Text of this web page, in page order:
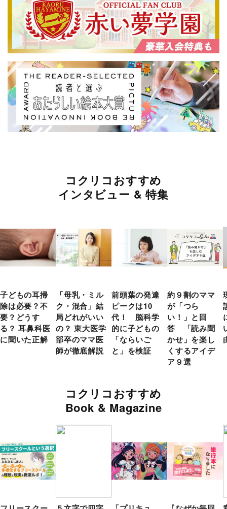
コクリコおすすめ
インタビュー & 特集
子どもの耳掃
除は必要？不
要？どうす
る？ 耳鼻科医
に聞いた正解
「母乳・ミル
ク・混合」結
局どれがいい
の？ 東大医学
部卒のママ医
師が徹底解説
前頭葉の発達
ピークは10
代！ 脳科学
的に子どもの
「ならいご
と」を検証
約９割のママ
が「つら
い！」と回
答 「読み聞
かせ」を楽し
くするアイデ
ア９選
コクリコおすすめ
Book & Magazine